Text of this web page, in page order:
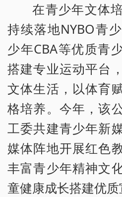
在青少年文体
持续落地NYBO青
少年CBA等优质青
搭建专业运动平台
文体生活，以体育
格培养。今年，该
工委共建青少年新
媒体阵地开展红色
丰富青少年精神文
童健康成长搭建优质